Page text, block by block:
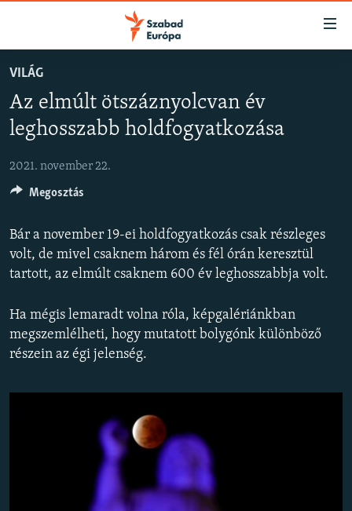
Akadálymentes
Ugrás
oldalra
Ugrás
Ugrás
keresésre
AKTUÁLIS
PODCASTOK
VIDEÓK
ELEMZŐ
NER15
SZABADON
TÁRSADALOM
DEMOKRÁCIA
A PÉNZ NYOMÁBAN
EURÓPAI UNIÓ
VILÁG
KLÍMAVÁLTOZÁS
A MÚLT TANULSÁGAI
KÖVESSEN MINKET!
VILÁG
Az elmúlt ötszáznyolcvan év
leghosszabb holdfogyatkozása
2021. november 22.
Bár a november 19-ei holdfogyatkozás csak részleges
volt, de mivel csaknem három és fél órán keresztül
tartott, az elmúlt csaknem 600 év leghosszabbja volt.
Ha mégis lemaradt volna róla, képgalériánkban
megszemlélheti, hogy mutatott bolygónk különböző
részein az égi jelenség.
Megosztás
FELIRATKOZÁS
Feliratkozás